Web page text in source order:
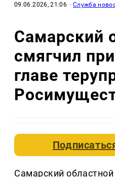
09.06.2026, 21:06 · Служба
Самарский
смягчил
главе
Самарский